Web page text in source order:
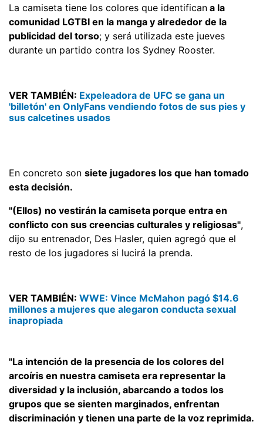
La camiseta tiene los colores que identifican a la
comunidad LGTBI en la manga y alrededor de la
publicidad del torso; y será utilizada este jueves
durante un partido contra los Sydney Rooster.
VER TAMBIÉN: Expeleadora de UFC se gana un
'billetón' en OnlyFans vendiendo fotos de sus pies y
sus calcetines usados
En concreto son siete jugadores los que han tomado
esta decisión.
"(Ellos) no vestirán la camiseta porque entra en
conflicto con sus creencias culturales y religiosas",
dijo su entrenador, Des Hasler, quien agregó que el
resto de los jugadores si lucirá la prenda.
VER TAMBIÉN: WWE: Vince McMahon pagó $14.6
millones a mujeres que alegaron conducta sexual
inapropiada
"La intención de la presencia de los colores del
arcoíris en nuestra camiseta era representar la
diversidad y la inclusión, abarcando a todos los
grupos que se sienten marginados, enfrentan
discriminación y tienen una parte de la voz reprimida.